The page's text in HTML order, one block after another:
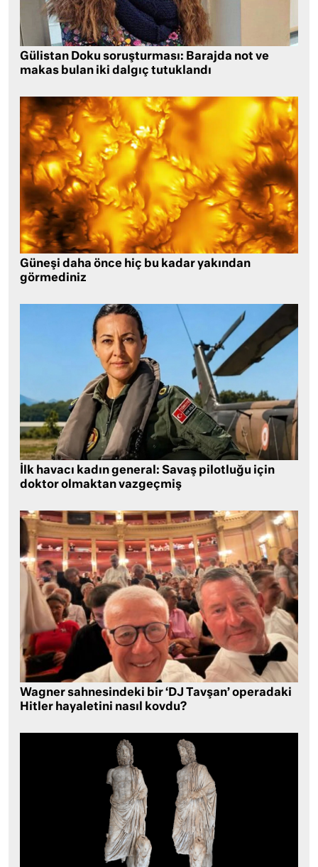
Gülistan Doku soruşturması: Barajda not ve
makas bulan iki dalgıç tutuklandı
Güneşi daha önce hiç bu kadar yakından
görmediniz
İlk havacı kadın general: Savaş pilotluğu için
doktor olmaktan vazgeçmiş
Wagner sahnesindeki bir ‘DJ Tavşan’ operadaki
Hitler hayaletini nasıl kovdu?